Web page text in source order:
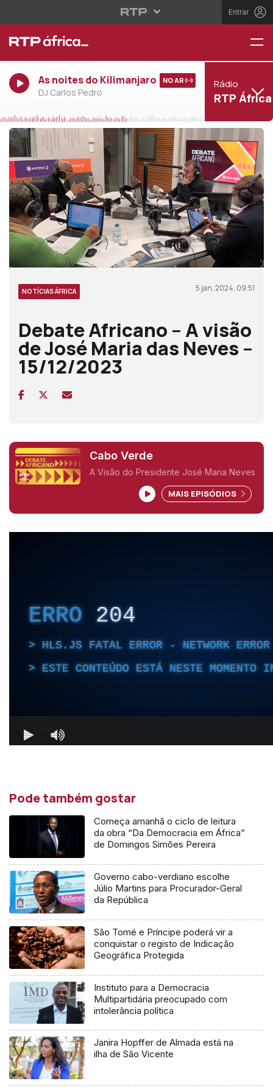
Entrar
As noites do Kilimanjaro
DJ Carlos Pedro
NO AR Rádio
RTP África
NOTÍCIAS ÁFRICA 5 jan, 2024, 09:51
Debate Africano – A visão
de José Maria das Neves –
15/12/2023
Cabo Verde
A Visão do Presidente José Maria Neves
MAIS EPISÓDIOS
Pode também gostar
Começa amanhã o ciclo de leitura
da obra “Da Democracia em África”
de Domingos Simões Pereira
Governo cabo-verdiano escolhe
Júlio Martins para Procurador-Geral
da República
São Tomé e Príncipe poderá vir a
conquistar o registo de Indicação
Geográfica Protegida
Instituto para a Democracia
Multipartidária preocupado com
intolerância política
Janira Hopffer de Almada está na
ilha de São Vicente